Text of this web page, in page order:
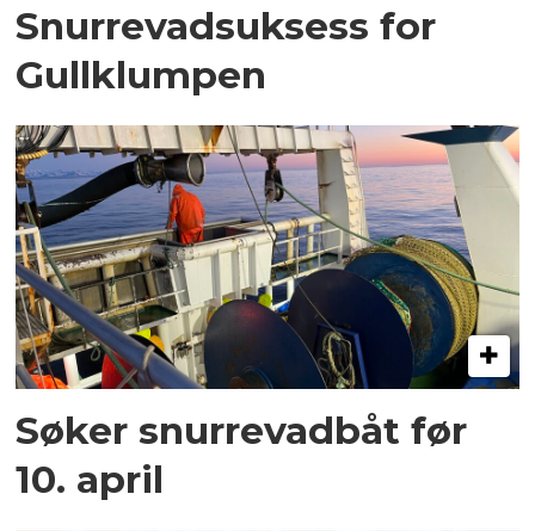
Snurrevadsuksess for
Gullklumpen
Søker snurrevadbåt før
10. april